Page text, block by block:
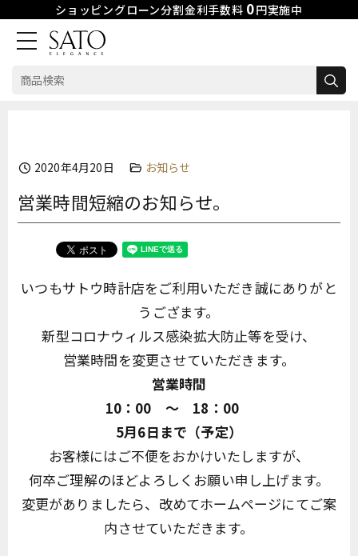
ショッピングローン分割金利手数料 0円実施中
検
2020年4月20日 お知らせ
営業時間短縮のお知らせ。
いつもサトウ時計店をご利用いただき誠にありがと
うござます。
新型コロナウィルス感染拡大防止等を受け、
営業時間を変更させていただきます。
営業時間
10：00 ～ 18：00
5月6日まで（予定）
お客様にはご不便をおかけいたしますが、
何卒ご理解のほどよろしくお願い申し上げます。
変更がありましたら、改めてホームページにてご案
内させていただきます。